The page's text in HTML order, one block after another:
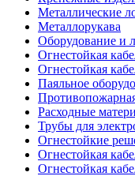
Металлические
Металлорукава
Оборудование и
Огнестойкая
Огнестойкая
Паяльное
Расходные
Трубы для
Огнестойкие
Огнестойкая
Огнестойкая